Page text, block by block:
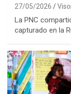
27/05/2026
La PNC
capturado en la